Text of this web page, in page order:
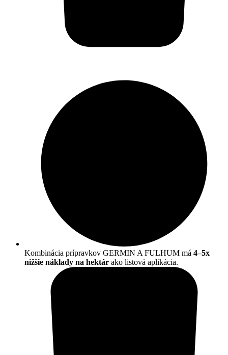
Kombinácia prípravkov GERMIN A FULHUM má 4–5x
nižšie náklady na hektár ako listová aplikácia.